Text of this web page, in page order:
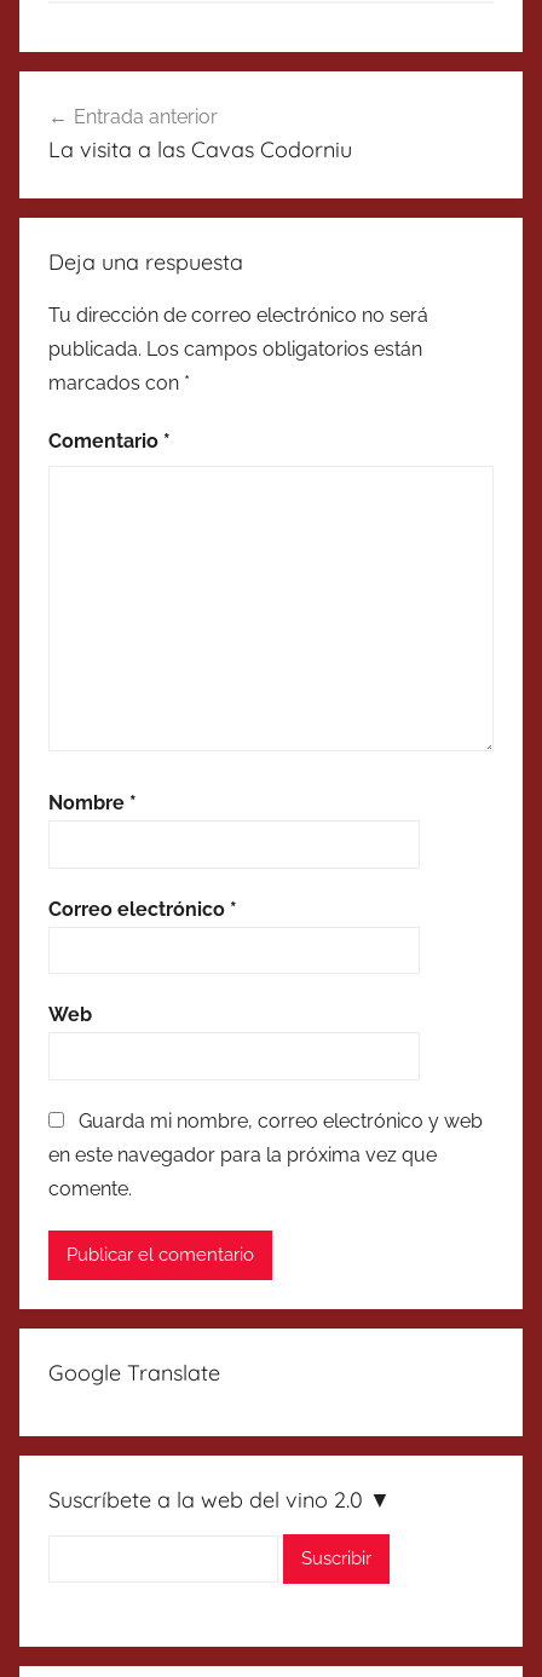
de
Entrada anterior
La visita a las Cavas Codorniu
Deja una respuesta
Tu dirección de correo electrónico no será
publicada. Los campos obligatorios están
marcados con *
Comentario *
Nombre *
Correo electrónico *
Web
Guarda mi nombre, correo electrónico y web
en este navegador para la próxima vez que
comente.
Google Translate
Suscríbete a la web del vino 2.0 ▼